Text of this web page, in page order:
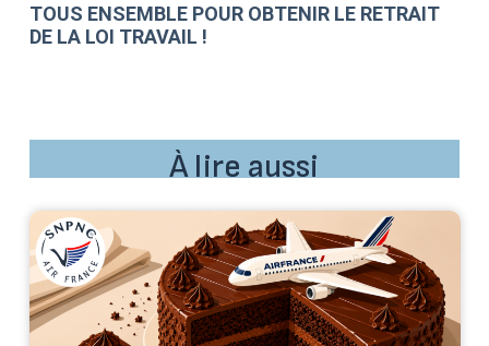
TOUS ENSEMBLE POUR OBTENIR LE RETRAIT
DE LA LOI TRAVAIL !
À lire aussi